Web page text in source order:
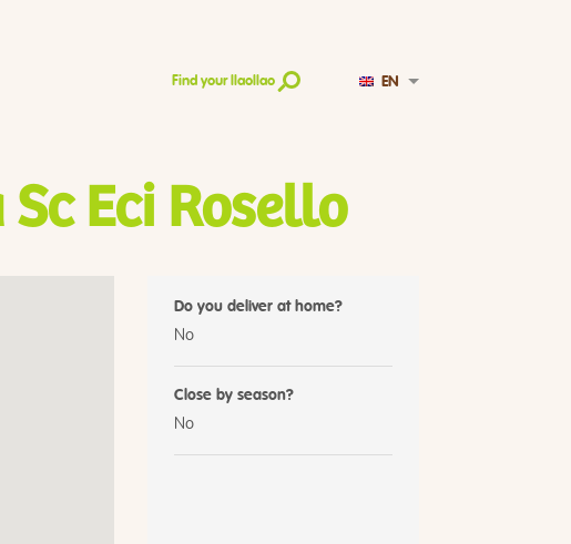
Find your llaollao EN
Eci Rosello
Do you deliver at home?
No
Close by season?
No